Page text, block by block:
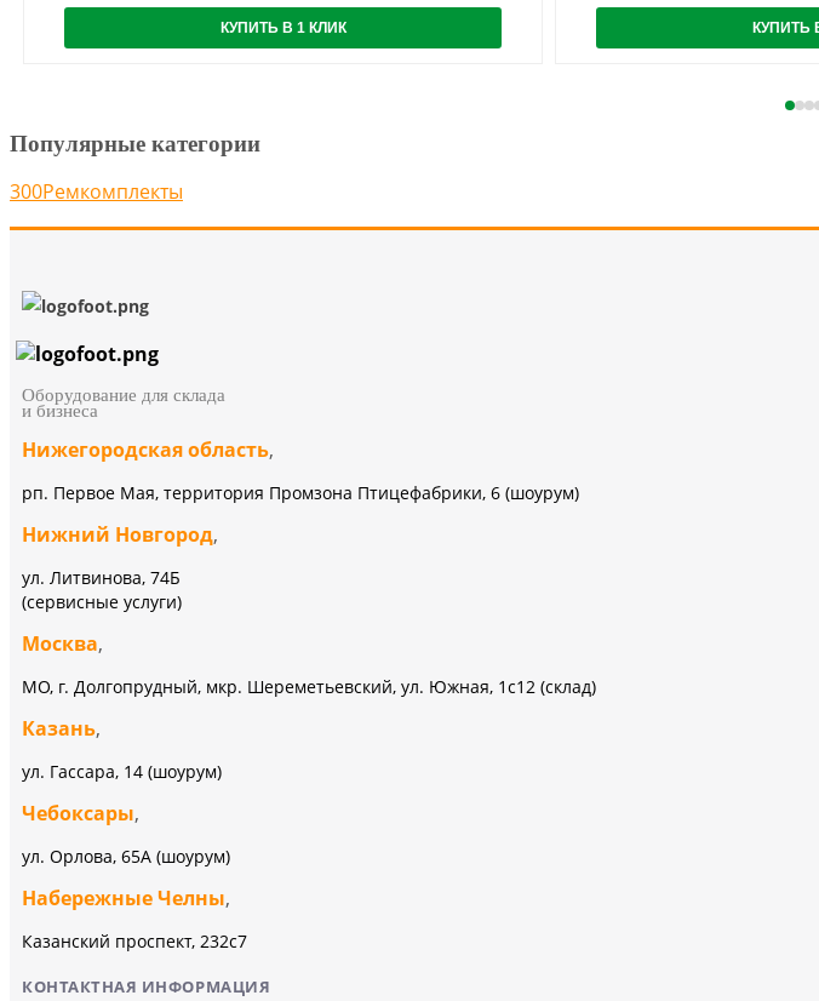
КУПИТЬ В 1 КЛИК КУПИТЬ
Популярные категории
300Ремкомплекты
Оборудование для склада
и бизнеса
Нижегородская область,
рп. Первое Мая, территория Промзона Птицефабрики, 6 (шоурум)
Нижний Новгород,
ул. Литвинова, 74Б
(сервисные услуги)
Москва,
МО, г. Долгопрудный, мкр. Шереметьевский, ул. Южная, 1с12 (склад)
Казань,
ул. Гассара, 14 (шоурум)
Чебоксары,
ул. Орлова, 65А (шоурум)
Набережные Челны,
Казанский проспект, 232c7
КОНТАКТНАЯ ИНФОРМАЦИЯ